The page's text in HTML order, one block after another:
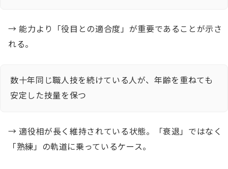
→ 能力より「役目との適合度」が重要であることが示さ
れる。
数十年同じ職人技を続けている人が、年齢を重ねても
安定した技量を保つ
→ 適役相が長く維持されている状態。「衰退」ではなく
「熟練」の軌道に乗っているケース。